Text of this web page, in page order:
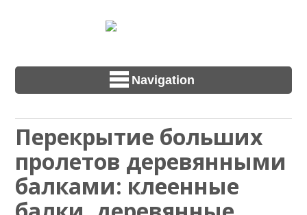
Navigation
Перекрытие больших
пролетов деревянными
балками: клеенные